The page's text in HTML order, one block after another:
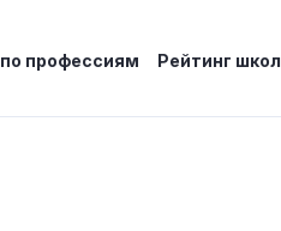
профессиям Рейтинг школ